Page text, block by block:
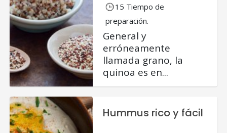
15 Tiempo de
preparación.
General y
erróneamente
llamada grano, la
quinoa es en...
Hummus rico y fácil